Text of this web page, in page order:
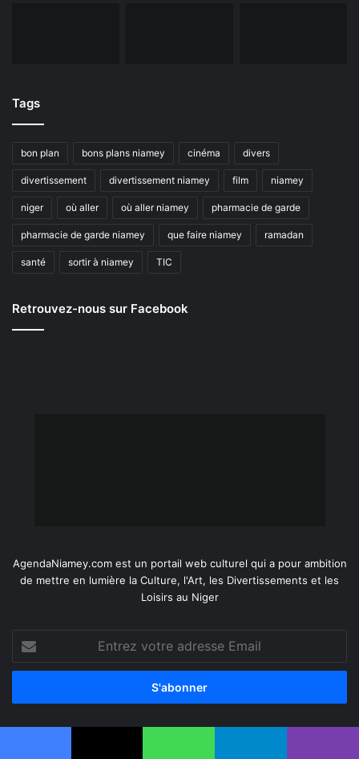
Tags
bon plan bons plans niamey cinéma divers
divertissement divertissement niamey film niamey
niger où aller où aller niamey pharmacie de garde
pharmacie de garde niamey que faire niamey ramadan
santé sortir à niamey TIC
Retrouvez-nous sur Facebook
AgendaNiamey.com est un portail web culturel qui a pour ambition
de mettre en lumière la Culture, l'Art, les Divertissements et les
Loisirs au Niger
votre
adresse